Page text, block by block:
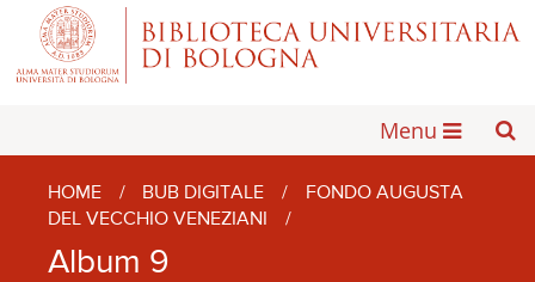
Menu
HOME / BUB DIGITALE /
FONDO AUGUSTA
DEL VECCHIO VENEZIANI
/
Album 9